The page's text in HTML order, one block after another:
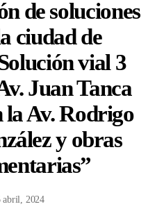
de soluciones
ciudad de
vial 3
Juan Tanca
Av. Rodrigo
y obras
abril, 2024